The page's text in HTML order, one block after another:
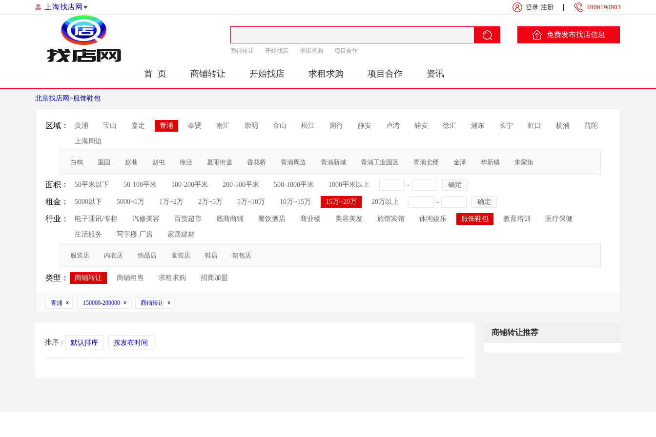
上海找店网 登录 注册 4006190803
商铺转让 开始找店 求租求购 项目合作
免费发布找店信息
首 页 商铺转让 开始找店 求租求购 项目合作 资讯
北京找店网 >服饰鞋包
区域： 黄浦 宝山 嘉定 青浦 奉贤 南汇 崇明 金山 松江 闵行 静安 卢湾 静安 徐汇 浦东 长宁 虹口 杨浦 普陀
上海周边
白鹤 重固 赵巷 赵屯 徐泾 夏阳街道 香花桥 青浦周边 青浦新城 青浦工业园区 青浦北部 金泽 华新镇 朱家角
面积： 50平米以下 50-100平米 100-200平米 200-500平米 500-1000平米 1000平米以上 - 确定
租金： 5000以下 5000~1万 1万~2万 2万~5万 5万~10万 10万~15万 15万~20万 20万以上 - 确定
行业： 电子通讯/专柜 汽修美容 百货超市 底商商铺 餐饮酒店 商业楼 美容美发 旅馆宾馆 休闲娱乐 服饰鞋包 教育培训 医疗保健
生活服务 写字楼 厂房 家居建材
服装店 内衣店 饰品店 童装店 鞋店 箱包店
类型： 商铺转让 商铺租售 求租求购 招商加盟
青浦 150000-200000 商铺转让
排序： 默认排序 按发布时间
商铺转让推荐